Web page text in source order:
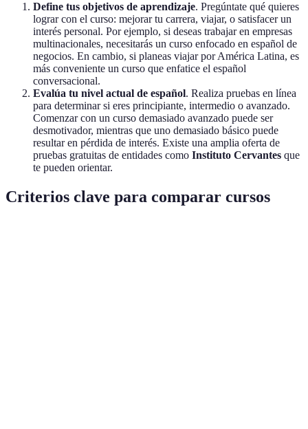
Define tus objetivos de aprendizaje. Pregúntate qué quieres
lograr con el curso: mejorar tu carrera, viajar, o satisfacer un
interés personal. Por ejemplo, si deseas trabajar en empresas
multinacionales, necesitarás un curso enfocado en español de
negocios. En cambio, si planeas viajar por América Latina, es
más conveniente un curso que enfatice el español
conversacional.
Evalúa tu nivel actual de español. Realiza pruebas en línea
para determinar si eres principiante, intermedio o avanzado.
Comenzar con un curso demasiado avanzado puede ser
desmotivador, mientras que uno demasiado básico puede
resultar en pérdida de interés. Existe una amplia oferta de
pruebas gratuitas de entidades como Instituto Cervantes que
te pueden orientar.
Criterios clave para comparar cursos